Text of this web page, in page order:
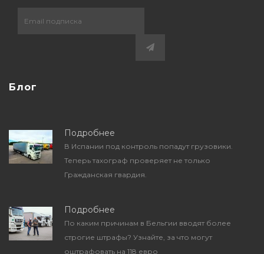
Блог
Подробнее
В Испании под контроль попадут грузовики.
Теперь тахограф проверяет не только
Гражданская гвардия.
Подробнее
По каким причинам в Бельгии вводят более
строгие штрафы? Узнайте, за что могут
оштрафовать на 118 евро